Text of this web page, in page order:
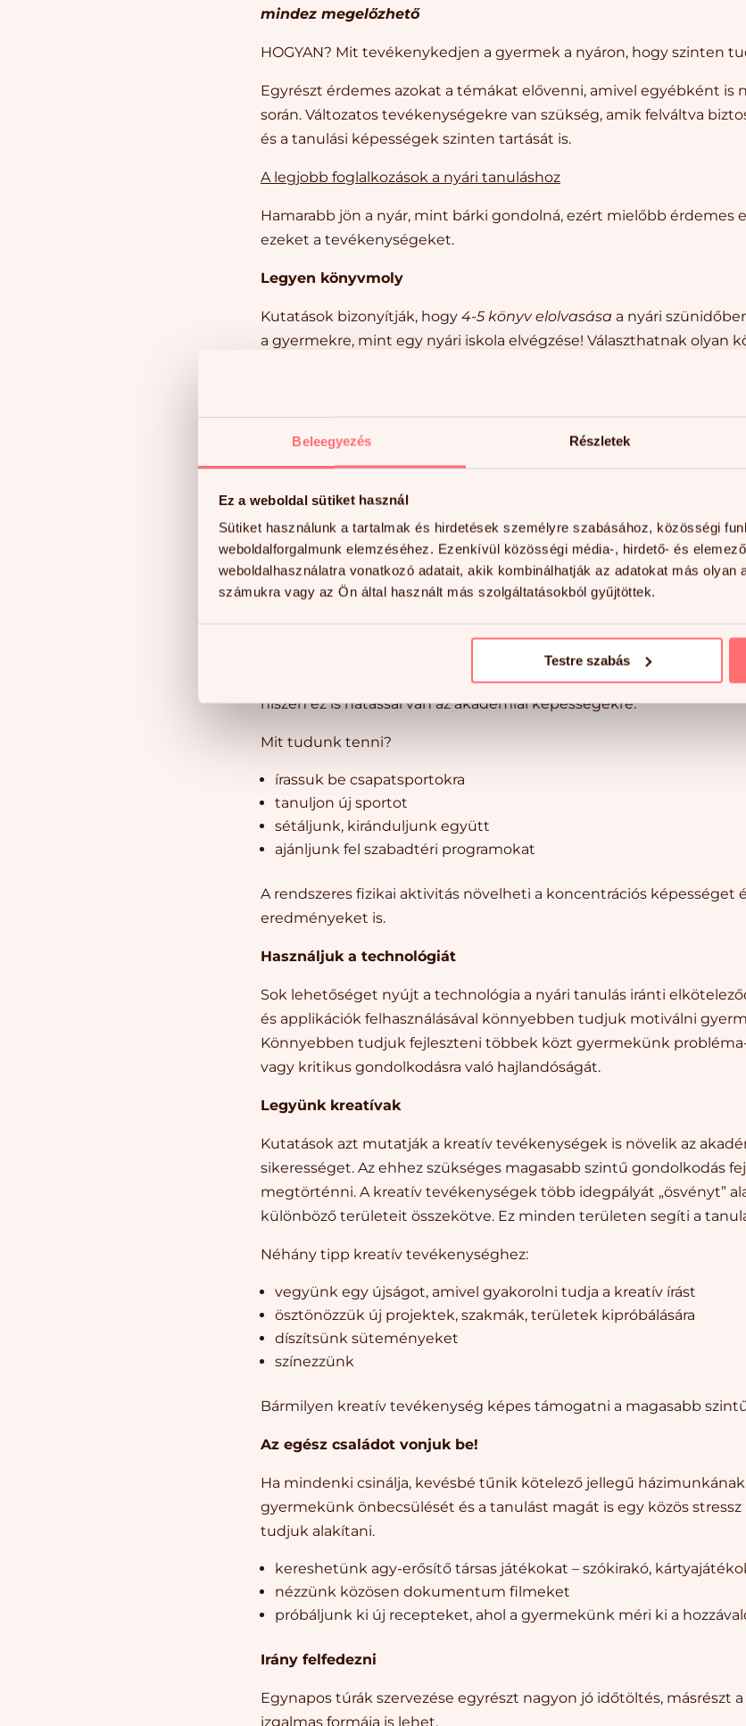
Beleegyezés Részletek
Ez a weboldal sütiket használ
Sütiket használunk a tartalmak és hirdetések személyre szabásához, közösségi
weboldalforgalmunk elemzéséhez. Ezenkívül közösségi média-, hirdető- és
weboldalhasználatra vonatkozó adatait, akik kombinálhatják az adatokat más olyan
számukra vagy az Ön által használt más szolgáltatásokból gyűjtöttek.
Testre szabás
mindez megelőzhető
HOGYAN? Mit tevékenykedjen a gyermek a nyáron, hogy szinten
Egyrészt érdemes azokat a témákat elővenni, amivel egyébként is
során. Változatos tevékenységekre van szükség, amik felváltva
és a tanulási képességek szinten tartását is.
A legjobb foglalkozások a nyári tanuláshoz
Hamarabb jön a nyár, mint bárki gondolná, ezért mielőbb érdemes
ezeket a tevékenységeket.
Legyen könyvmoly
Kutatások bizonyítják, hogy 4-5 könyv elolvasása a nyári
a gyermekre, mint egy nyári iskola elvégzése! Választhatnak olyan
tudnak támogatni. Érdemes ezt kihasználni a nyári időszakban.
Hogyan segítsük az olvasás megkedveltetését:
menjünk el együtt a helyi könyvtárba
vigyük a könyvet magunkkal a parkba, strandra
olvassunk el csak egy fejezetet reggel, amikor amúgy is tanulni
egy könyv vagy fejezet elvégzéséért akár jutalmat is felajánlhatunk
Nem csak a mentális, de a fizikai erőnlét is visszaeshet! Figyeljünk
hiszen ez is hatással van az akadémiai képességekre.
Mit tudunk tenni?
írassuk be csapatsportokra
tanuljon új sportot
sétáljunk, kiránduljunk együtt
ajánljunk fel szabadtéri programokat
A rendszeres fizikai aktivitás növelheti a koncentrációs képességet
eredményeket is.
Használjuk a technológiát
Sok lehetőséget nyújt a technológia a nyári tanulás iránti
és applikációk felhasználásával könnyebben tudjuk motiválni
Könnyebben tudjuk fejleszteni többek közt gyermekünk
vagy kritikus gondolkodásra való hajlandóságát.
Legyünk kreatívak
Kutatások azt mutatják a kreatív tevékenységek is növelik az
sikerességet. Az ehhez szükséges magasabb szintű gondolkodás
megtörténni. A kreatív tevékenységek több idegpályát „ösvényt”
különböző területeit összekötve. Ez minden területen segíti a
Néhány tipp kreatív tevékenységhez:
vegyünk egy újságot, amivel gyakorolni tudja a kreatív írást
ösztönözzük új projektek, szakmák, területek kipróbálására
díszítsünk süteményeket
színezzünk
Bármilyen kreatív tevékenység képes támogatni a magasabb
Az egész családot vonjuk be!
Ha mindenki csinálja, kevésbé tűnik kötelező jellegű
gyermekünk önbecsülését és a tanulást magát is egy közös
tudjuk alakítani.
kereshetünk agy-erősítő társas játékokat – szókirakó,
nézzünk közösen dokumentum filmeket
próbáljunk ki új recepteket, ahol a gyermekünk méri ki a
Irány felfedezni
Egynapos túrák szervezése egyrészt nagyon jó időtöltés, másrészt
izgalmas formája is lehet.